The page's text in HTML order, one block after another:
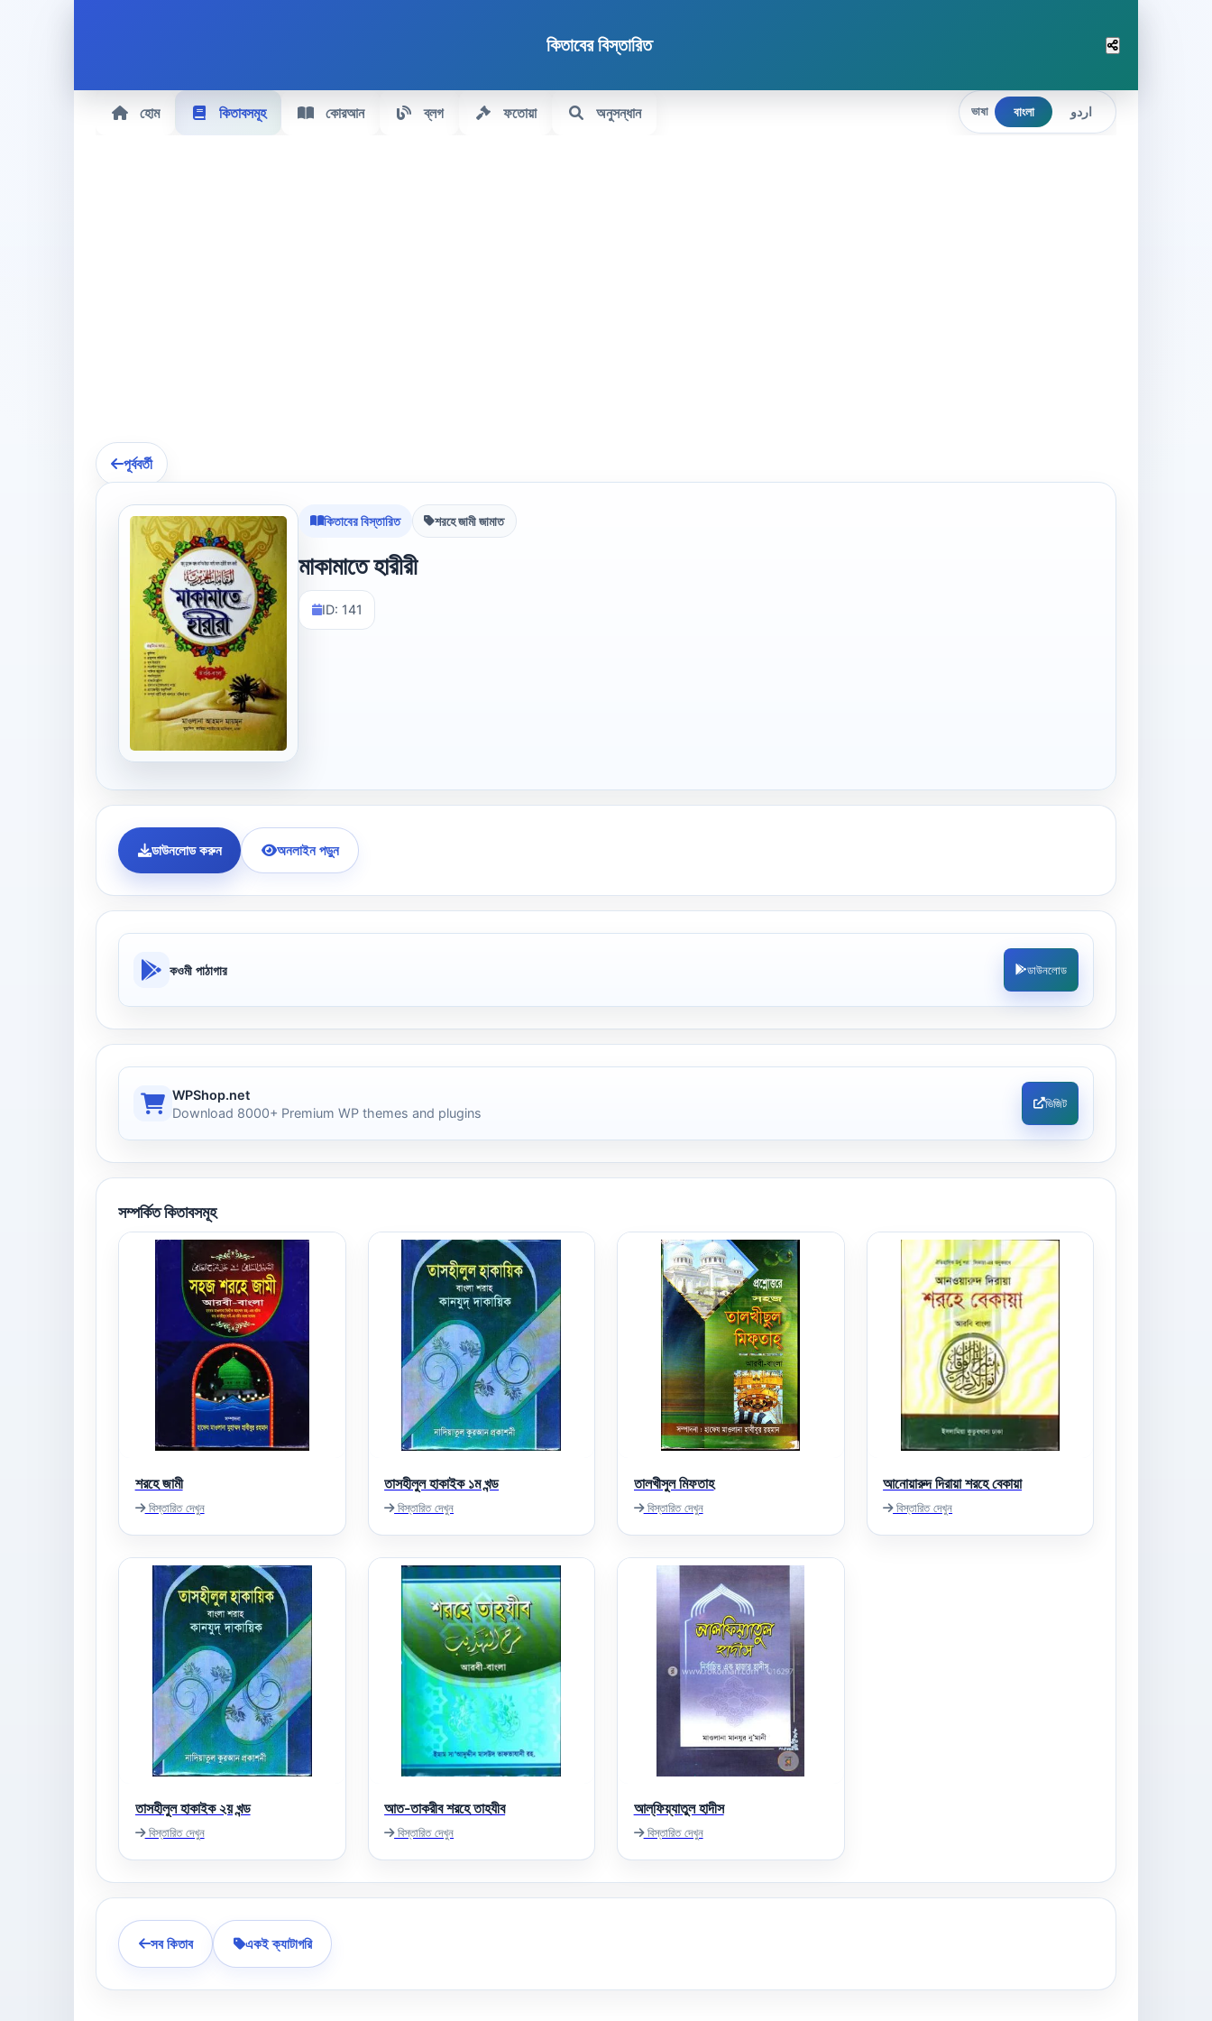
কিতাবের বিস্তারিত
হোম কিতাবসমূহ কোরআন ব্লগ ফতোয়া অনুসন্ধান ভাষা বাংলা اردو
পূর্ববর্তী
কিতাবের বিস্তারিত শরহে জামী জামাত
মাকামাতে হারীরী
ID: 141
ডাউনলোড করুন অনলাইন পড়ুন
কওমী পাঠাগার ডাউনলোড
WPShop.net
Download 8000+ Premium WP themes and plugins
ভিজিট
সম্পর্কিত কিতাবসমূহ
শরহে জামী
বিস্তারিত দেখুন
তাসহীলুল হাকাইক ১ম খন্ড
বিস্তারিত দেখুন
তালখীসুল মিফতাহ
বিস্তারিত দেখুন
আনোয়ারুদ দিরায়া শরহে বেকায়া
বিস্তারিত দেখুন
তাসহীলুল হাকাইক ২য় খন্ড
বিস্তারিত দেখুন
আত-তাকরীব শরহে তাহযীব
বিস্তারিত দেখুন
আল্‌ফিয়্যাতুল হাদীস
বিস্তারিত দেখুন
সব কিতাব একই ক্যাটাগরি